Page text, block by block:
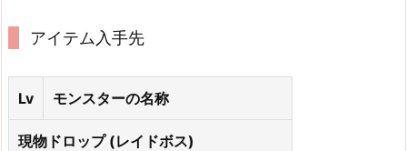
アイテム入手先
Lv モンスターの名称
現物ドロップ (レイドボス)